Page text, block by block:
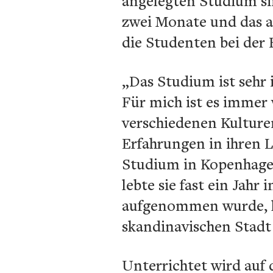
zwei Monate und das
die Studenten bei
„Das Studium ist
Für mich ist es immer
verschiedenen
Erfahrungen in ihren
Studium in
lebte sie fast ein Jahr
aufgenommen wurde,
skandinavischen
Unterrichtet wird auf